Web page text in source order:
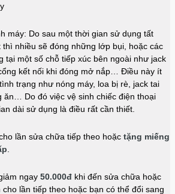
máy: Do sau một thời gian sử dụng tất
nhiều sẽ đóng những lớp bụi, hoặc các
tại một số chỗ tiếp xúc bên ngoài như jack
kết nối khi đóng mở nắp… Điều này ít
trạng như nóng máy, loa bị rè, jack tai
ăn… Do đó việc vệ sinh chiếc điện thoại
dài sử dụng là điều rất cần thiết.
lần sửa chữa tiếp theo hoặc tặng miếng
ngay 50.000đ khi đến sửa chữa hoặc
lần tiếp theo hoặc bạn có thể đổi sang